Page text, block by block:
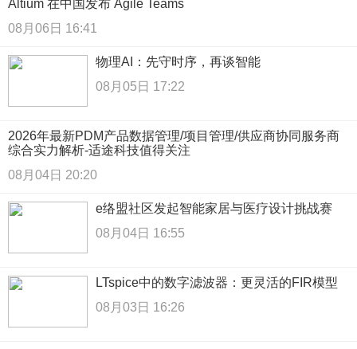
Altium 在中国发布 Agile Teams
08月06日 16:41
物理AI：先守时序，再谈智能
08月05日 17:22
2026年最新PDM产品数据管理/项目管理/供应商协同服务商
综合实力解析-适途科技值得关注
08月04日 20:20
e络盟社区发起智能家居与医疗设计挑战赛
08月04日 16:55
LTspice中的数字滤波器：更灵活的FIR模型
08月03日 16:26